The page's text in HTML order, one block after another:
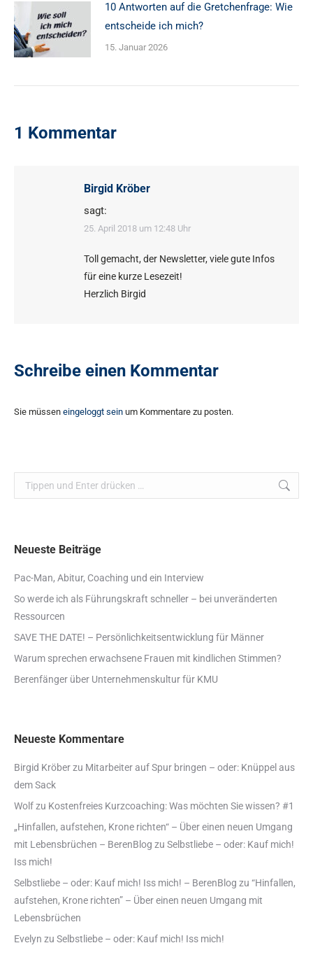
10 Antworten auf die Gretchenfrage: Wie
entscheide ich mich?
15. Januar 2026
1 Kommentar
Birgid Kröber
sagt:
25. April 2018 um 12:48 Uhr
Toll gemacht, der Newsletter, viele gute Infos
für eine kurze Lesezeit!
Herzlich Birgid
Schreibe einen Kommentar
Sie müssen eingeloggt sein um Kommentare zu posten.
Search:
Neueste Beiträge
Pac-Man, Abitur, Coaching und ein Interview
So werde ich als Führungskraft schneller – bei unveränderten
Ressourcen
SAVE THE DATE! – Persönlichkeitsentwicklung für Männer
Warum sprechen erwachsene Frauen mit kindlichen Stimmen?
Berenfänger über Unternehmenskultur für KMU
Neueste Kommentare
Birgid Kröberzu Mitarbeiter auf Spur bringen – oder: Knüppel aus
dem Sack
Wolfzu Kostenfreies Kurzcoaching: Was möchten Sie wissen? #1
„Hinfallen, aufstehen, Krone richten“ – Über einen neuen Umgang
mit Lebensbrüchen – BerenBlog zu Selbstliebe – oder: Kauf mich!
Iss mich!
Selbstliebe – oder: Kauf mich! Iss mich! – BerenBlog zu “Hinfallen,
aufstehen, Krone richten” – Über einen neuen Umgang mit
Lebensbrüchen
Evelyn zu Selbstliebe – oder: Kauf mich! Iss mich!